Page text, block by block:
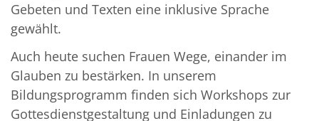
Gebeten und Texten eine inklusive Sprache
gewählt.
Auch heute suchen Frauen Wege, einander im
Glauben zu bestärken. In unserem
Bildungsprogramm finden sich Workshops zur
Gottesdienstgestaltung und Einladungen zu